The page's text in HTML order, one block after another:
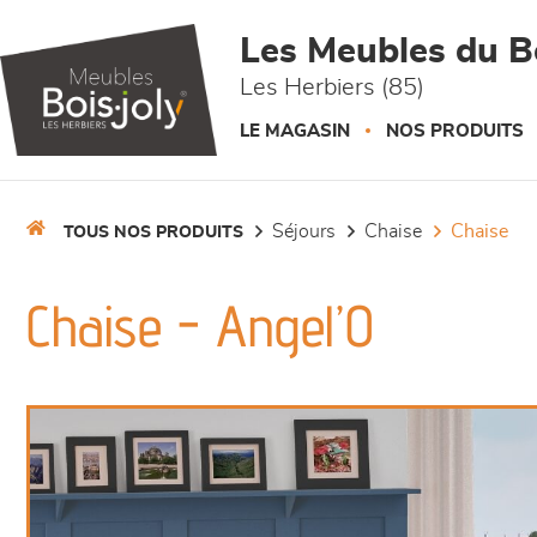
Les Meubles du
Les Herbiers (85)
LE MAGASIN NOS PRODUITS
TOUS NOS PRODUITS séjours chaise chaise
Chaise - Angel’O